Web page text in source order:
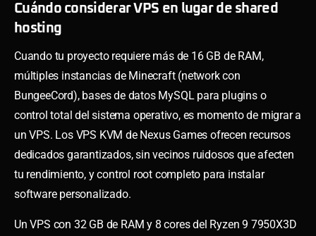
Cuándo considerar VPS en lugar de shared
hosting
Cuando tu proyecto requiere más de 16 GB de RAM,
múltiples instancias de Minecraft (network con
BungeeCord), bases de datos MySQL para plugins o
control total del sistema operativo, es momento de migrar a
un VPS. Los VPS KVM de Nexus Games ofrecen recursos
dedicados garantizados, sin vecinos ruidosos que afecten
tu rendimiento, y control root completo para instalar
software personalizado.
Un VPS con 32 GB de RAM y 8 cores del Ryzen 9 7950X3D